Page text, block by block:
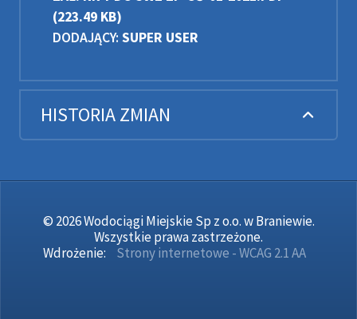
(223.49 KB)
DODAJĄCY: SUPER USER
HISTORIA ZMIAN
© 2026 Wodociągi Miejskie Sp z o.o. w Braniewie.
Wszystkie prawa zastrzeżone.
Wdrożenie:
Strony internetowe - WCAG 2.1 AA